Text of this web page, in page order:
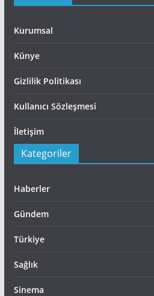
Kurumsal
Künye
Gizlilik Politikası
Kullanıcı Sözleşmesi
İletişim
Kategoriler
Haberler
Gündem
Türkiye
Sağlık
Sinema